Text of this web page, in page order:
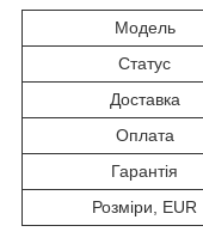
Модель
Статус
Доставка
Оплата
Гарантія
Розміри, EUR